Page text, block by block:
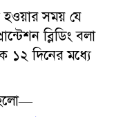
হওয়ার সময় যে
ব্লিডিং বলা
১২ দিনের মধ্যে
হলো—